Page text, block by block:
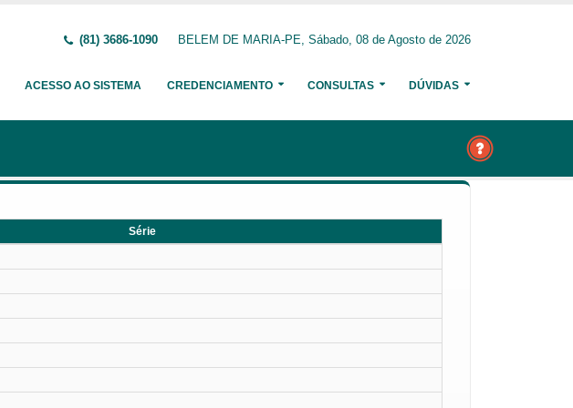
(81) 3686-1090 BELEM DE MARIA-PE, Sábado, 08 de Agosto de 2026
ACESSO AO SISTEMA CREDENCIAMENTO CONSULTAS DÚVIDAS
Série